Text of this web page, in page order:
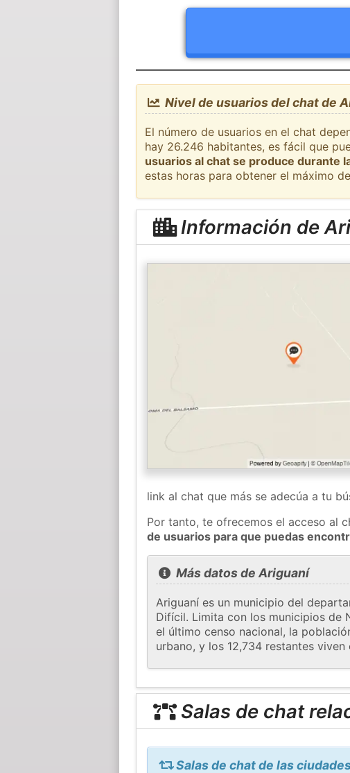
Nivel de usuarios del chat de
El número de usuarios en el chat
hay 26.246 habitantes, es fácil que
usuarios al chat se produce durante
estas horas para obtener el máximo
Información de
link al chat que más se adecúa a tu
Por tanto, te ofrecemos el acceso al
de usuarios para que puedas
Más datos de Ariguaní
Ariguaní es un municipio del
Difícil. Limita con los municipios de
el último censo nacional, la
urbano, y los 12,734 restantes viven
Salas de chat
Salas de chat de las